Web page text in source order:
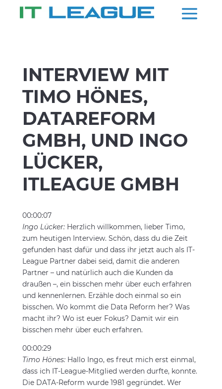
INTERVIEW MIT
TIMO HÖNES,
DATAREFORM
GMBH, UND INGO
LÜCKER,
ITLEAGUE GMBH
00:00:07
Ingo Lücker: Herzlich willkommen, lieber Timo,
zum heutigen Interview. Schön, dass du die Zeit
gefunden hast dafür und dass ihr jetzt auch als IT-
League Partner dabei seid, damit die anderen
Partner – und natürlich auch die Kunden da
draußen –, ein bisschen mehr über euch erfahren
und kennenlernen. Erzähle doch einmal so ein
bisschen. Wo kommt die Data Reform her? Was
macht ihr? Wo ist euer Fokus? Damit wir ein
bisschen mehr über euch erfahren.
00:00:29
Timo Hönes: Hallo Ingo, es freut mich erst einmal,
dass ich IT-League-Mitglied werden durfte, konnte.
Die DATA-Reform wurde 1981 gegründet. Wer